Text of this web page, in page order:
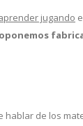
jugando
hablar de los